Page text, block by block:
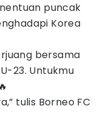
puncak
Korea
bersama
23. Untukmu
tulis Borneo FC